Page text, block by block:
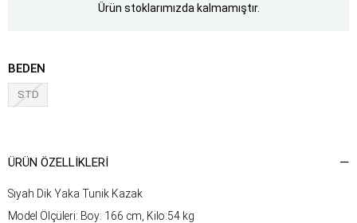
Ürün stoklarımızda kalmamıştır.
BEDEN
STD
ÜRÜN ÖZELLIKLERI
Siyah Dik Yaka Tunik Kazak
Model Ölçüleri: Boy: 166 cm, Kilo:54 kg